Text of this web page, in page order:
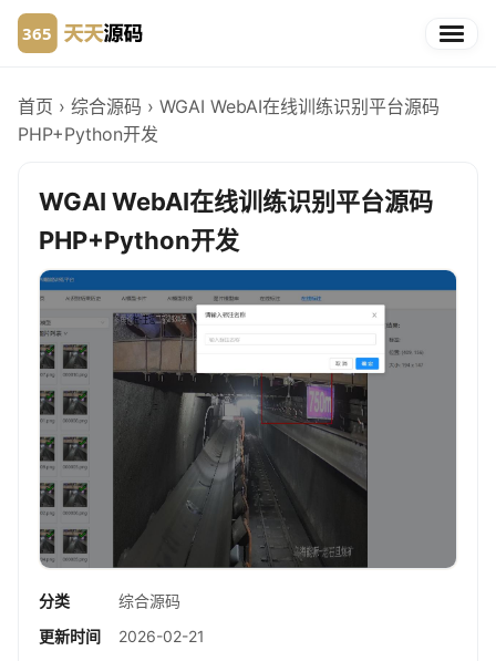
首页 › 综合源码 › WGAI WebAI在线训练识别平台源码
PHP+Python开发
WGAI WebAI在线训练识别平台源码
PHP+Python开发
分类
综合源码
更新时间
2026-02-21